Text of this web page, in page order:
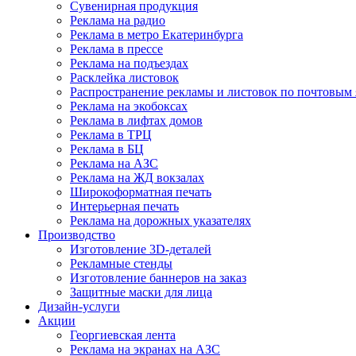
Сувенирная продукция
Реклама на радио
Реклама в метро Екатеринбурга
Реклама в прессе
Реклама на подъездах
Расклейка листовок
Распространение рекламы и листовок по
Реклама на экобоксах
Реклама в лифтах домов
Реклама в ТРЦ
Реклама в БЦ
Реклама на АЗС
Реклама на ЖД вокзалах
Широкоформатная печать
Интерьерная печать
Реклама на дорожных указателях
Производство
Изготовление 3D-деталей
Рекламные стенды
Изготовление баннеров на заказ
Защитные маски для лица
Дизайн-услуги
Акции
Георгиевская лента
Реклама на экранах на АЗС